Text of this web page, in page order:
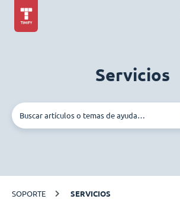
Servicios
SOPORTE SERVICIOS